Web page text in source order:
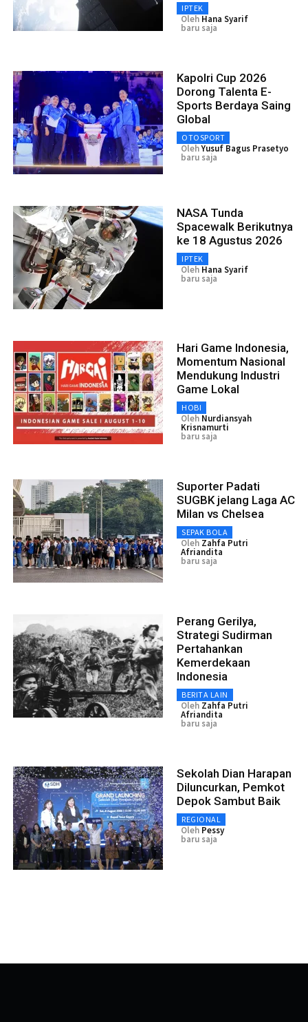
IPTEK
Oleh Hana Syarif
baru saja
Kapolri Cup 2026
Dorong Talenta E-
Sports Berdaya Saing
Global
OTOSPORT
OlehYusuf Bagus Prasetyo
baru saja
NASA Tunda
Spacewalk Berikutnya
ke 18 Agustus 2026
IPTEK
Oleh Hana Syarif
baru saja
Hari Game Indonesia,
Momentum Nasional
Mendukung Industri
Game Lokal
HOBI
Oleh Nurdiansyah
Krisnamurti
baru saja
Suporter Padati
SUGBK jelang Laga AC
Milan vs Chelsea
SEPAK BOLA
Oleh Zahfa Putri
Afriandita
baru saja
Perang Gerilya,
Strategi Sudirman
Pertahankan
Kemerdekaan
Indonesia
BERITA LAIN
Oleh Zahfa Putri
Afriandita
baru saja
Sekolah Dian Harapan
Diluncurkan, Pemkot
Depok Sambut Baik
REGIONAL
Oleh Pessy
baru saja